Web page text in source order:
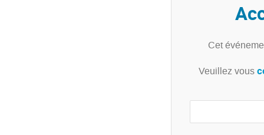
Cet
Veuillez vous